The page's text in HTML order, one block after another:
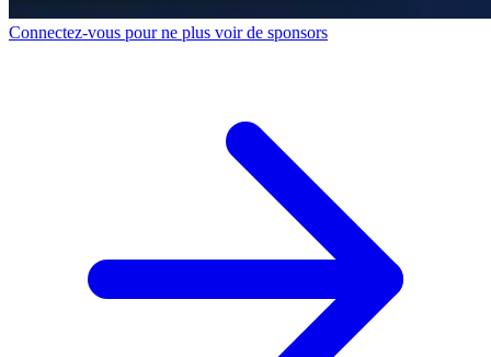
Connectez-vous pour ne plus voir de sponsors